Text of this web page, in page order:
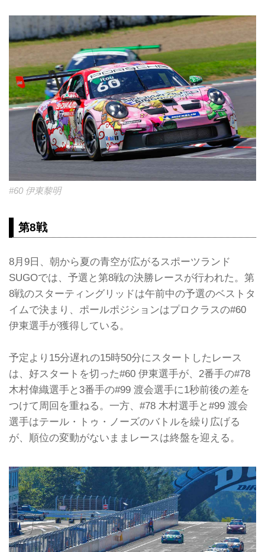
#60 伊東黎明
第8戦
8月9日、朝から夏の青空が広がるスポーツランド
SUGOでは、予選と第8戦の決勝レースが行われた。第
8戦のスターティングリッドは午前中の予選のベストタ
イムで決まり、ポールポジションはプロクラスの#60
伊東選手が獲得している。
予定より15分遅れの15時50分にスタートしたレース
は、好スタートを切った#60 伊東選手が、2番手の#78
木村偉織選手と3番手の#99 渡会選手に1秒前後の差を
つけて周回を重ねる。一方、#78 木村選手と#99 渡会
選手はテール・トゥ・ノーズのバトルを繰り広げる
が、順位の変動がないままレースは終盤を迎える。